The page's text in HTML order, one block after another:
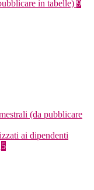
in tabelle) 9
(da pubblicare
ai dipendenti
5